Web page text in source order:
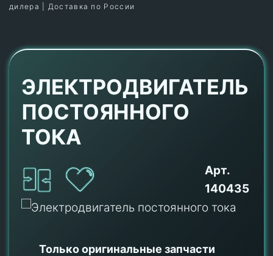
дилера | Доставка по России
ЭЛЕКТРОДВИГАТЕЛЬ
ПОСТОЯННОГО
ТОКА
Арт.
140435
Только оригинальные запчасти